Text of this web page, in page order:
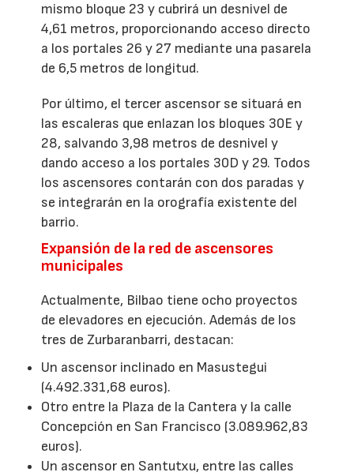
mismo bloque 23 y cubrirá un desnivel de
4,61 metros, proporcionando acceso directo
a los portales 26 y 27 mediante una pasarela
de 6,5 metros de longitud.
Por último, el tercer ascensor se situará en
las escaleras que enlazan los bloques 30E y
28, salvando 3,98 metros de desnivel y
dando acceso a los portales 30D y 29. Todos
los ascensores contarán con dos paradas y
se integrarán en la orografía existente del
barrio.
Expansión de la red de ascensores
municipales
Actualmente, Bilbao tiene ocho proyectos
de elevadores en ejecución. Además de los
tres de Zurbaranbarri, destacan:
Un ascensor inclinado en Masustegui
(4.492.331,68 euros).
Otro entre la Plaza de la Cantera y la calle
Concepción en San Francisco (3.089.962,83
euros).
Un ascensor en Santutxu, entre las calles